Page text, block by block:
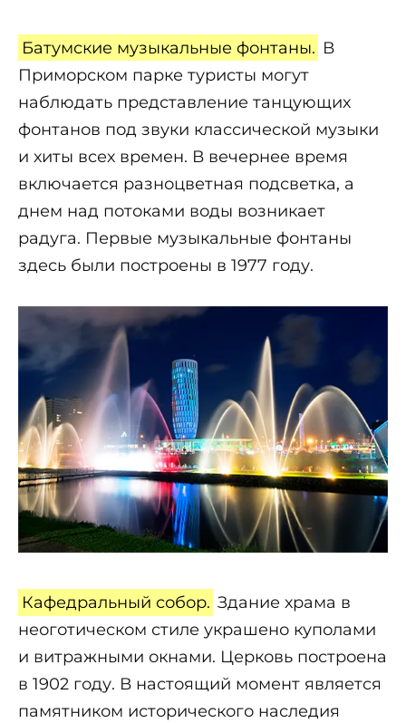
Батумские музыкальные фонтаны. В
Приморском парке туристы могут
наблюдать представление танцующих
фонтанов под звуки классической музыки
и хиты всех времен. В вечернее время
включается разноцветная подсветка, а
днем над потоками воды возникает
радуга. Первые музыкальные фонтаны
здесь были построены в 1977 году.
Кафедральный собор. Здание храма в
неоготическом стиле украшено куполами
и витражными окнами. Церковь построена
в 1902 году. В настоящий момент является
памятником исторического наследия